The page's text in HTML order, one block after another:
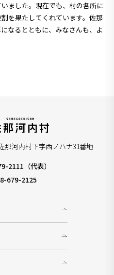
ました。現在でも、村の各所に
を果たしてくれています。佐那
なるとともに、みなさんも、よ
那河内村下字西ノハナ31番地
2111（代表）
679-2125